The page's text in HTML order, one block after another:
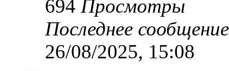
694 Просмотры
Последнее
26/08/2025, 15:08